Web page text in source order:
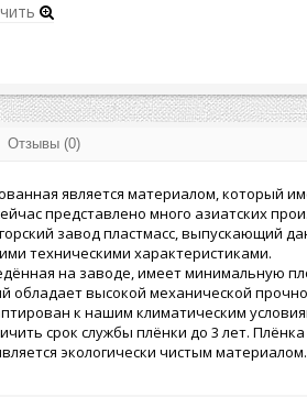
Отзывы (0)
является материалом, который
представлено много азиатских
завод пластмасс, выпускающий
техническими характеристиками.
на заводе, имеет минимальную
обладает высокой механической
к нашим климатическим
срок службы плёнки до 3 лет.
экологически чистым материалом.